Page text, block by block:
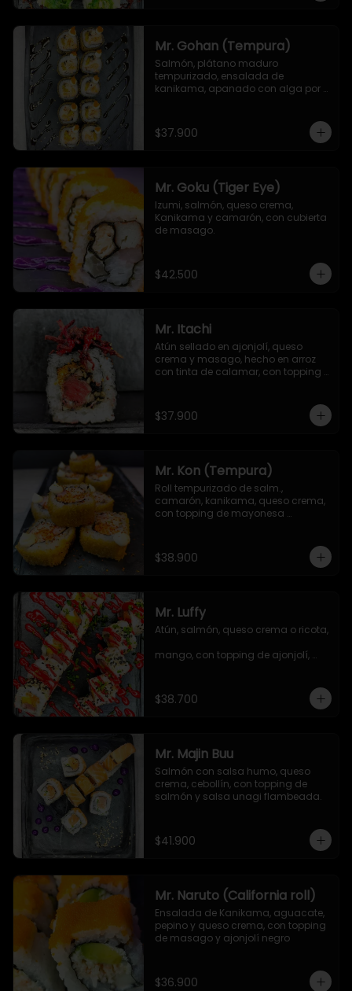
Mr. Gohan (Tempura)
Salmón, plátano maduro
tempurizado, ensalada de
kanikama, apanado con alga por
$37.900
Mr. Goku (Tiger Eye)
Izumi, salmón, queso crema,
Kanikama y camarón, con cubierta
de masago.
$42.500
Mr. Itachi
Atún sellado en ajonjolí, queso
crema y masago, hecho en arroz
con tinta de calamar, con topping
$37.900
Mr. Kon (Tempura)
Roll tempurizado de salm.,
camarón, kanikama, queso crema,
con topping de mayonesa
$38.900
Mr. Luffy
Atún, salmón, queso crema o ricota,
mango, con topping de ajonjolí,
$38.700
Mr. Majin Buu
Salmón con salsa humo, queso
crema, cebollín, con topping de
salmón y salsa unagi flambeada.
$41.900
Mr. Naruto (California roll)
Ensalada de Kanikama, aguacate,
pepino y queso crema, con topping
de masago y ajonjolí negro
$36.900